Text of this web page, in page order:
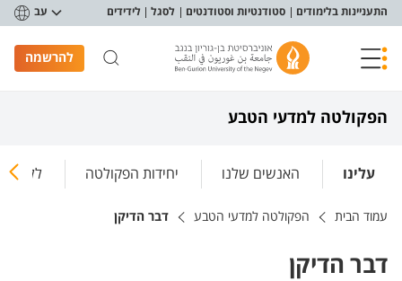
תפריט נגישות
התעניינות בלימודים סטודנטיות וסטודנטים לסגל לידידים עב
להרשמה
הפקולטה למדעי הטבע
עלינו האנשים שלנו יחידות הפקולטה ללמוד
עמוד הבית הפקולטה למדעי הטבע דבר הדיקן
דבר הדיקן